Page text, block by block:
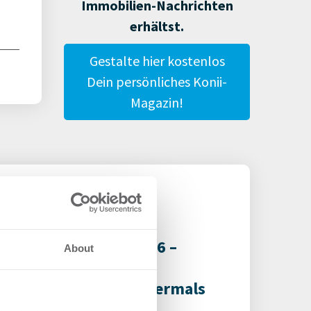
About
Immobilien-Nachrichten
erhältst.
Gestalte hier kostenlos
Dein persönliches Konii-
Magazin!
Nachwuchspreis 2026 –
möglich –
Verena Hubertz abermals